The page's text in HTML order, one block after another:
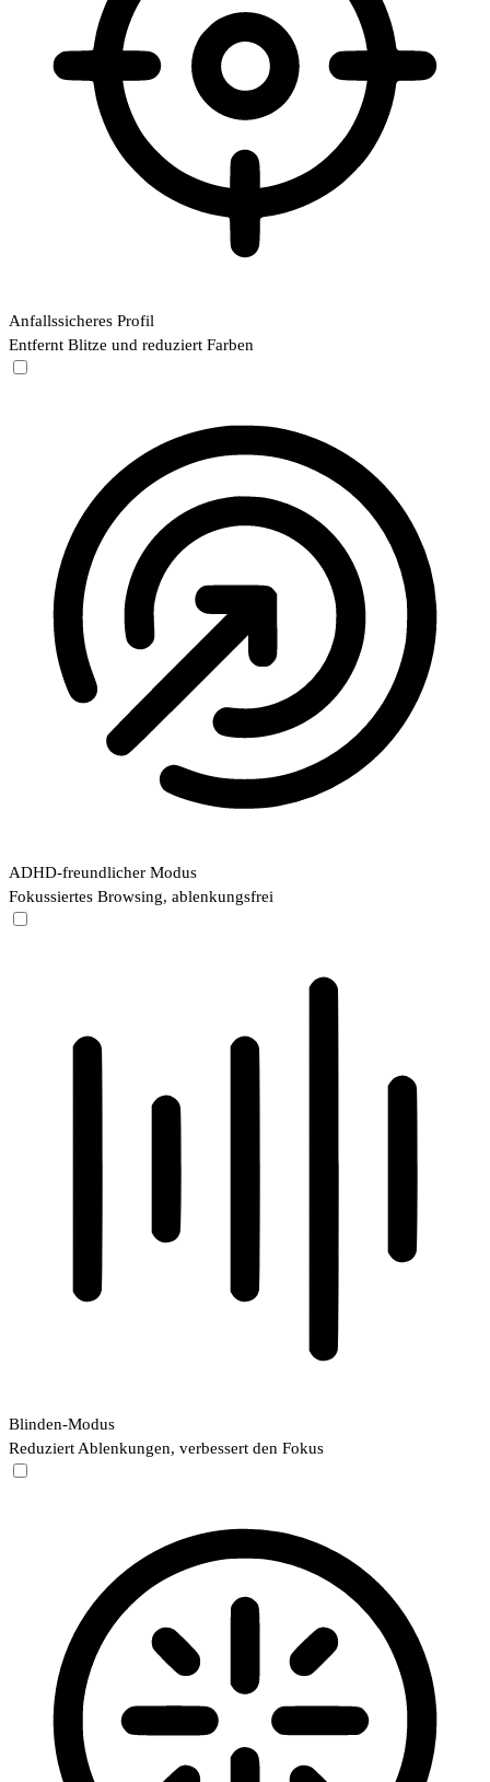
Anfallssicheres Profil
Entfernt Blitze und reduziert Farben
ADHD-freundlicher Modus
Fokussiertes Browsing, ablenkungsfrei
Blinden-Modus
Reduziert Ablenkungen, verbessert den Fokus